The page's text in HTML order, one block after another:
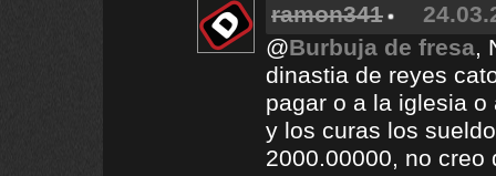
ramon341
@Burbuja de fresa,
dinastia de reyes
pagar o a la iglesia
y los curas los
2000.00000, no creo